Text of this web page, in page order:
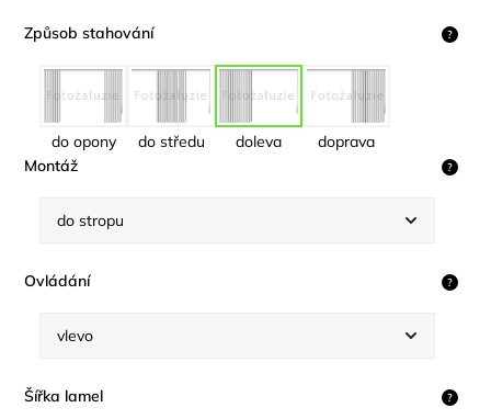
Způsob stahování ?
do opony do středu doleva
doprava
Montáž
?
Ovládání ?
Šířka lamel ?